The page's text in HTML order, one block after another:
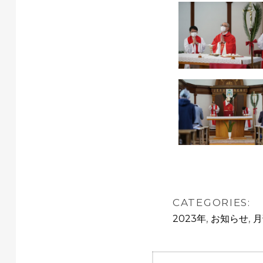
CATEGORIES:
2023年, お知らせ,